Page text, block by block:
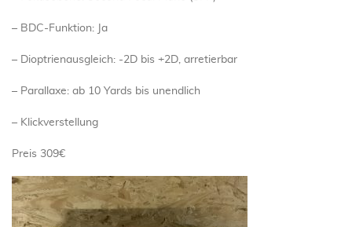
– BDC-Funktion: Ja
– Dioptrienausgleich: -2D bis +2D, arretierbar
– Parallaxe: ab 10 Yards bis unendlich
– Klickverstellung
Preis 309€